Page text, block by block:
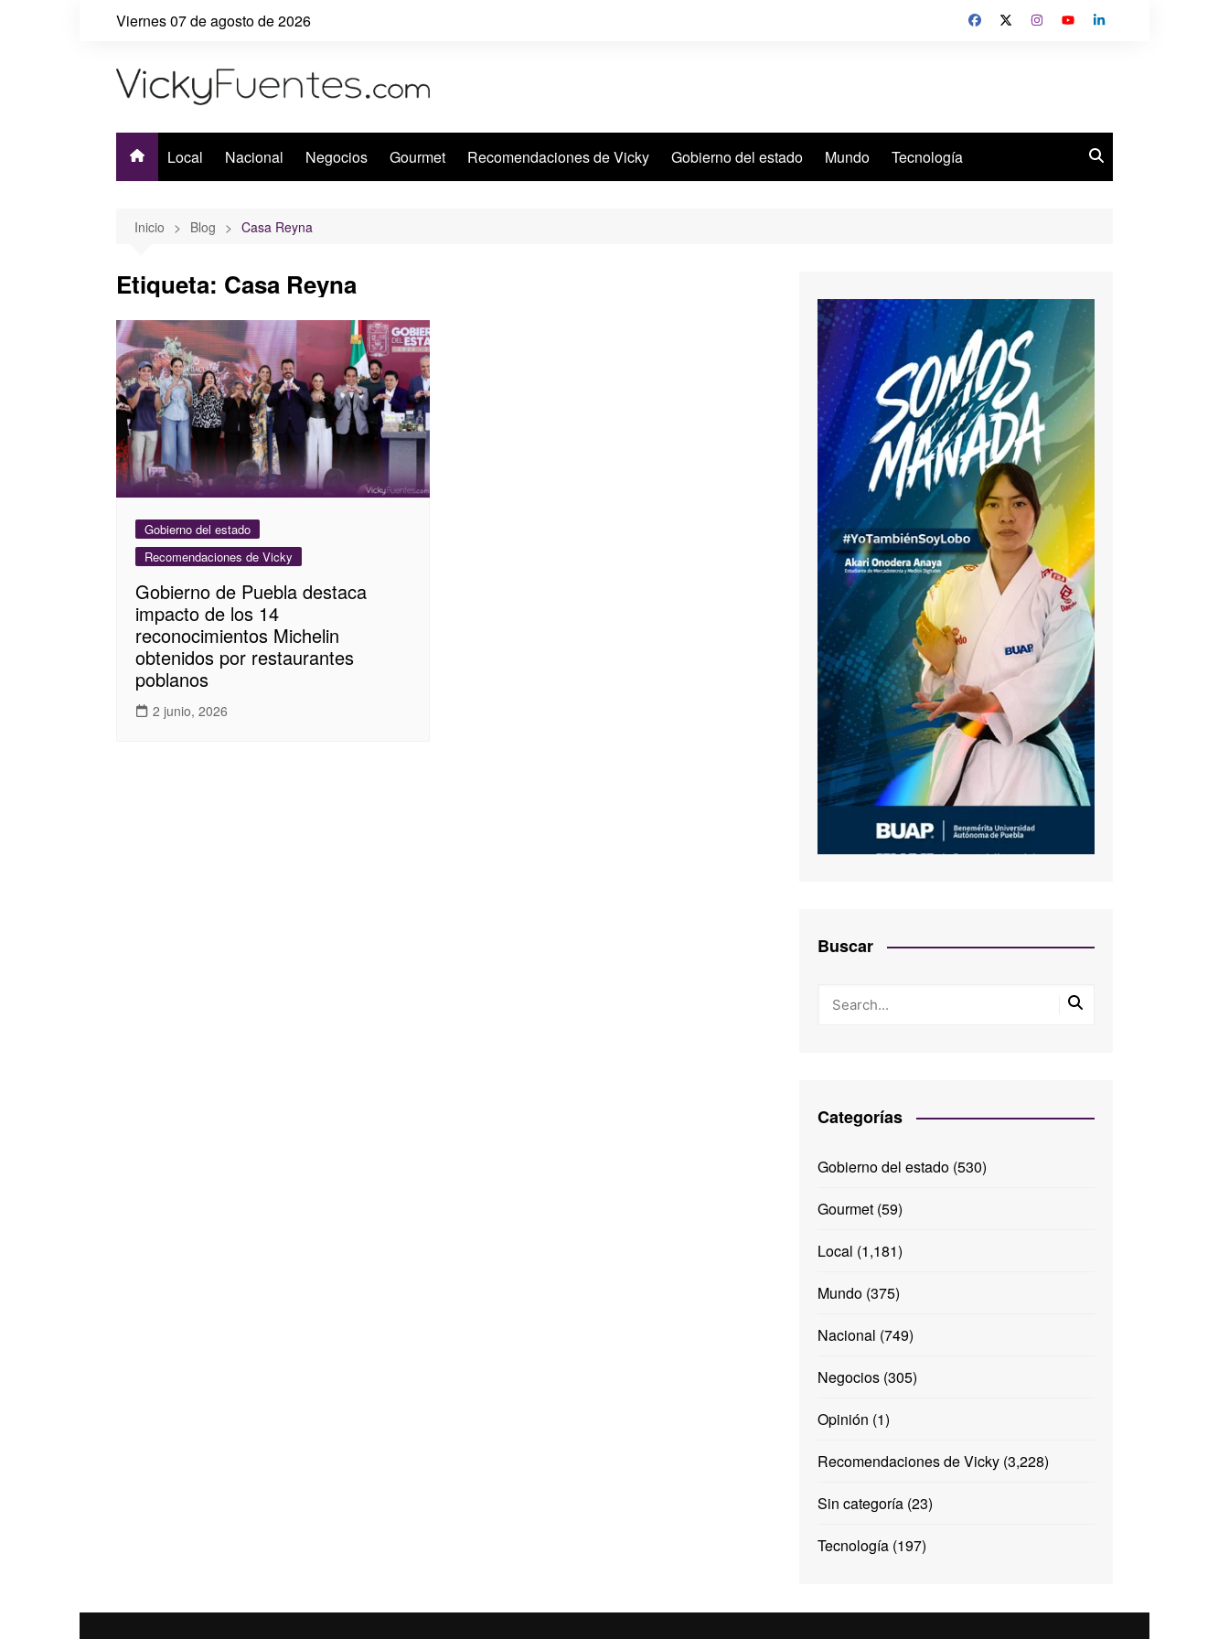
Viernes 07 de agosto de 2026
Local Nacional Negocios Gourmet Recomendaciones de Vicky Gobierno del estado Mundo Tecnología
Inicio Blog Casa Reyna
Etiqueta: Casa Reyna
Gobierno del estado
Recomendaciones de Vicky
Gobierno de Puebla destaca
impacto de los 14
reconocimientos Michelin
obtenidos por restaurantes
poblanos
2 junio, 2026
Buscar
Categorías
Gobierno del estado(530)
Gourmet(59)
Local (1,181)
Mundo(375)
Nacional (749)
Negocios(305)
Opinión (1)
Recomendaciones de Vicky(3,228)
Sin categoría(23)
Tecnología(197)